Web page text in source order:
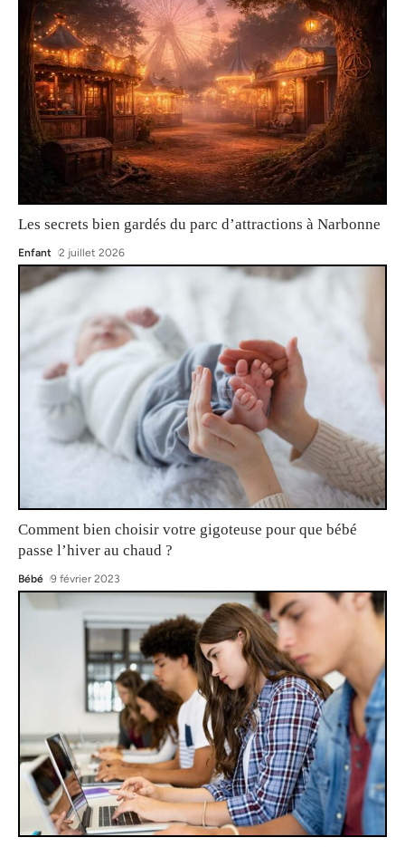
Les secrets bien gardés du parc d’attractions à Narbonne
Enfant 2 juillet 2026
Comment bien choisir votre gigoteuse pour que bébé
passe l’hiver au chaud ?
Bébé 9 février 2023